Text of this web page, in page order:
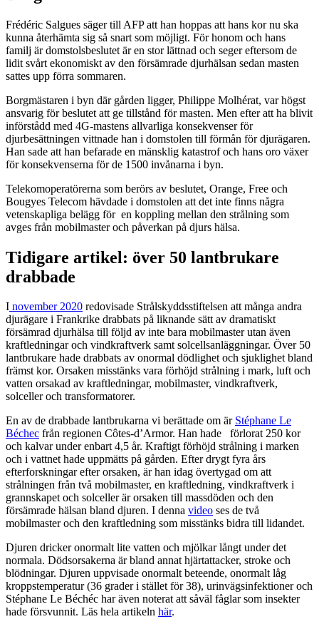
Frédéric Salgues säger till AFP att han hoppas att hans kor nu ska
kunna återhämta sig så snart som möjligt. För honom och hans
familj är domstolsbeslutet är en stor lättnad och seger eftersom de
lidit svårt ekonomiskt av den försämrade djurhälsan sedan masten
sattes upp förra sommaren.
Borgmästaren i byn där gården ligger, Philippe Molhérat, var högst
ansvarig för beslutet att ge tillstånd för masten. Men efter att ha blivit
införstådd med 4G-mastens allvarliga konsekvenser för
djurbesättningen vittnade han i domstolen till förmån för djurägaren.
Han sade att han befarade en mänsklig katastrof och hans oro växer
för konsekvenserna för de 1500 invånarna i byn.
Telekomoperatörerna som berörs av beslutet, Orange, Free och
Bougyes Telecom hävdade i domstolen att det inte finns några
vetenskapliga belägg för en koppling mellan den strålning som
avges från mobilmaster och påverkan på djurs hälsa.
Tidigare artikel: över 50 lantbrukare
drabbade
I november 2020 redovisade Strålskyddsstiftelsen att många andra
djurägare i Frankrike drabbats på liknande sätt av dramatiskt
försämrad djurhälsa till följd av inte bara mobilmaster utan även
kraftledningar och vindkraftverk samt solcellsanläggningar. Över 50
lantbrukare hade drabbats av onormal dödlighet och sjuklighet bland
främst kor. Orsaken misstänks vara förhöjd strålning i mark, luft och
vatten orsakad av kraftledningar, mobilmaster, vindkraftverk,
solceller och transformatorer.
En av de drabbade lantbrukarna vi berättade om är Stéphane Le
Béchec från regionen Côtes-d’Armor. Han hade förlorat 250 kor
och kalvar under enbart 4,5 år. Kraftigt förhöjd strålning i marken
och i vattnet hade uppmätts på gården. Efter drygt fyra års
efterforskningar efter orsaken, är han idag övertygad om att
strålningen från två mobilmaster, en kraftledning, vindkraftverk i
grannskapet och solceller är orsaken till massdöden och den
försämrade hälsan bland djuren. I denna video ses de två
mobilmaster och den kraftledning som misstänks bidra till lidandet.
Djuren dricker onormalt lite vatten och mjölkar långt under det
normala. Dödsorsakerna är bland annat hjärtattacker, stroke och
blödningar. Djuren uppvisade onormalt beteende, onormalt låg
kroppstemperatur (36 grader i stället för 38), urinvägsinfektioner och
Stéphane Le Béchéc har även noterat att såväl fåglar som insekter
hade försvunnit. Läs hela artikeln här.